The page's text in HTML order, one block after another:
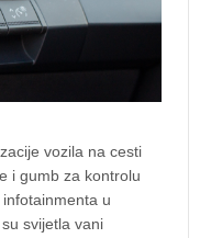
vozila na cesti
i gumb za kontrolu
u
svijetla vani